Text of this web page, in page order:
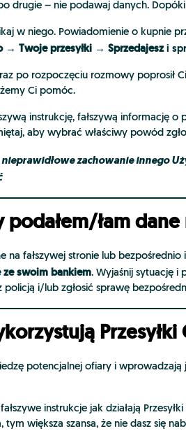
drugie – nie podawaj danych.
w niego. Powiadomienie o kupnie
→ Twoje przesyłki → Sprzedajeszi
po rozpoczęciu rozmowy poprosił
Ci pomóc.
instrukcję, fałszywą informację
aby wybrać właściwy powód
nieprawidłowe zachowanie innego
łam
na fałszywej stronie lub
swoim bankiem. Wyjaśnij sytuację i
policją i/lub zgłosić sprawę
potencjalnej ofiary i wprowadzają
instrukcje jak działają
tym większa szansa, że nie dasz się